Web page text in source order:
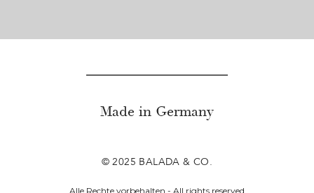
Made in Germany
© 2025 BALADA & CO.
Alle Rechte vorbehalten - All rights reserved